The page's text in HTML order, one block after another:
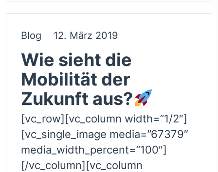
Blog 12. März 2019
Wie sieht die
Mobilität der
Zukunft aus?
[vc_row][vc_column width=”1/2″]
[vc_single_image media=”67379″
media_width_percent=”100″]
[/vc_column][vc_column